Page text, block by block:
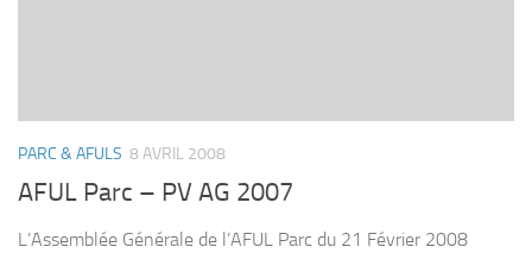
PARC & AFULS 8 AVRIL 2008
AFUL Parc – PV AG 2007
L’Assemblée Générale de l’AFUL Parc du 21 Février 2008